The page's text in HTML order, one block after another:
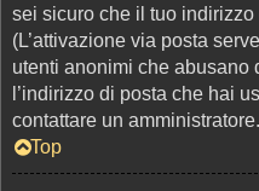
sei sicuro che il tuo
(L’attivazione via posta
utenti anonimi che abusano
l’indirizzo di posta che hai
contattare un amministratore.
Top